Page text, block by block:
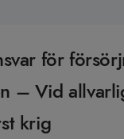
för
– Vid
krig